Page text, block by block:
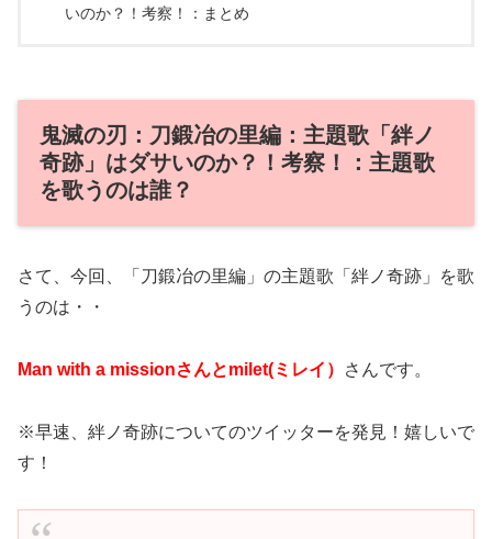
いのか？！考察！：まとめ
鬼滅の刃：刀鍛冶の里編：主題歌「絆ノ
奇跡」はダサいのか？！考察！：主題歌
を歌うのは誰？
さて、今回、「刀鍛冶の里編」の主題歌「絆ノ奇跡」を歌
うのは・・
Man with a missionさんとmilet(ミレイ） さんです。
※早速、絆ノ奇跡についてのツイッターを発見！嬉しいで
す！